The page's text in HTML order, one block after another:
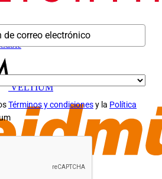
VELTIUM
Términos y condicionesy la Política